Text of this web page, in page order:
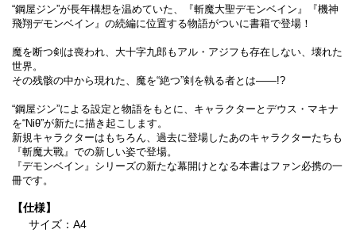
“鋼屋ジン”が長年構想を温めていた、『斬魔大聖デモンベイン』『機神
飛翔デモンベイン』の続編に位置する物語がついに書籍で登場！
魔を断つ剣は喪われ、大十字九郎もアル・アジフも存在しない、壊れた
世界。
その残骸の中から現れた、魔を“絶つ”剣を執る者とは――!?
“鋼屋ジン”による設定と物語をもとに、キャラクターとデウス・マキナ
を“Niθ”が新たに描き起こします。
新規キャラクターはもちろん、過去に登場したあのキャラクターたちも
『斬魔大戰』での新しい姿で登場。
『デモンベイン』シリーズの新たな幕開けとなる本書はファン必携の一
冊です。
【仕様】
サイズ：A4